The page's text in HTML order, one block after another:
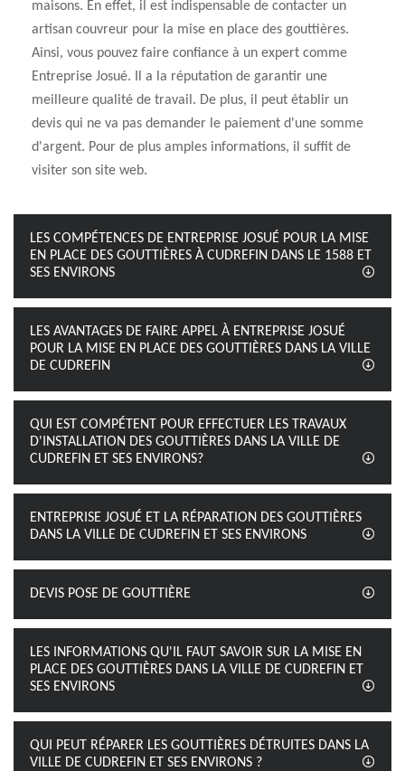
maisons. En effet, il est indispensable de contacter un
artisan couvreur pour la mise en place des gouttières.
Ainsi, vous pouvez faire confiance à un expert comme
Entreprise Josué. Il a la réputation de garantir une
meilleure qualité de travail. De plus, il peut établir un
devis qui ne va pas demander le paiement d'une somme
d'argent. Pour de plus amples informations, il suffit de
visiter son site web.
LES COMPÉTENCES DE ENTREPRISE JOSUÉ POUR LA MISE
EN PLACE DES GOUTTIÈRES À CUDREFIN DANS LE 1588 ET
SES ENVIRONS
LES AVANTAGES DE FAIRE APPEL À ENTREPRISE JOSUÉ
POUR LA MISE EN PLACE DES GOUTTIÈRES DANS LA VILLE
DE CUDREFIN
QUI EST COMPÉTENT POUR EFFECTUER LES TRAVAUX
D'INSTALLATION DES GOUTTIÈRES DANS LA VILLE DE
CUDREFIN ET SES ENVIRONS?
ENTREPRISE JOSUÉ ET LA RÉPARATION DES GOUTTIÈRES
DANS LA VILLE DE CUDREFIN ET SES ENVIRONS
DEVIS POSE DE GOUTTIÈRE
LES INFORMATIONS QU'IL FAUT SAVOIR SUR LA MISE EN
PLACE DES GOUTTIÈRES DANS LA VILLE DE CUDREFIN ET
SES ENVIRONS
QUI PEUT RÉPARER LES GOUTTIÈRES DÉTRUITES DANS LA
VILLE DE CUDREFIN ET SES ENVIRONS ?